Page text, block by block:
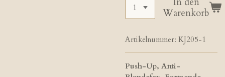
Warenkorb
Artikelnummer: KJ205-1
Push-Up, Anti-